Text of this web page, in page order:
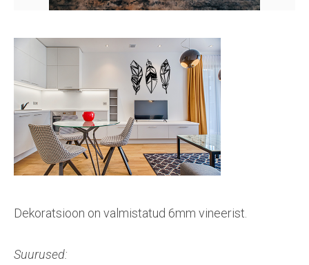
Dekoratsioon on valmistatud 6mm vineerist.
Suurused: